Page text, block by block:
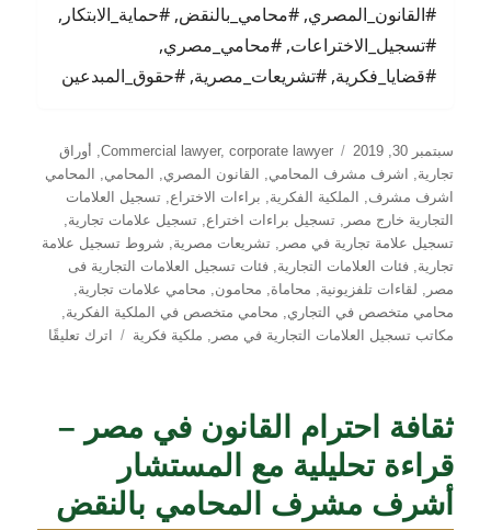
#القانون_المصري, #محامي_بالنقض, #حماية_الابتكار,
#تسجيل_الاختراعات, #محامي_مصري,
#قضايا_فكرية, #تشريعات_مصرية, #حقوق_المبدعين
نُشرت
في
سبتمبر 30, 2019 التصنيفات Commercial lawyer, corporate lawyer
أوراق
تجارية
اشرف مشرف المحامي القانون المصري المحامي
المحامي
اشرف مشرف
الملكية الفكرية براءات الاختراع ,تسجيل العلامات
التجارية خارج مصر
,تسجيل براءات اختراع ,تسجيل علامات تجارية
تسجيل علامة تجارية في مصر
,تشريعات مصرية
شروط تسجيل علامة
تجارية ,فئات العلامات التجارية ,فئات تسجيل العلامات التجارية فى
مصر
لقاءات تلفزيونية محاماة محامون محامي علامات تجارية
محامي متخصص في التجاري
محامي متخصص في الملكية الفكرية
مكاتب تسجيل العلامات التجارية في مصر
ملكية فكرية اترك تعليقًا
ثقافة احترام القانون في مصر –
قراءة تحليلية مع المستشار
أشرف مشرف المحامي بالنقض